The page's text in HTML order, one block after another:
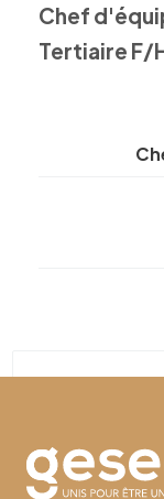
Chef
Tertiaire F/